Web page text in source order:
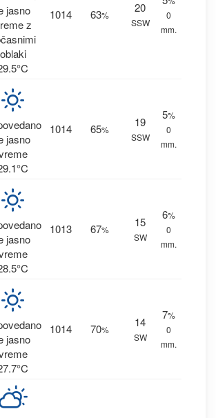
jasno
z
oblaki
1014 63%
20
SSW
0
mm.
jasno
1014 65%
19
SSW
5%
0
mm.
jasno
1013 67%
15
SW
6%
0
mm.
jasno
1014 70%
14
SW
7%
0
mm.